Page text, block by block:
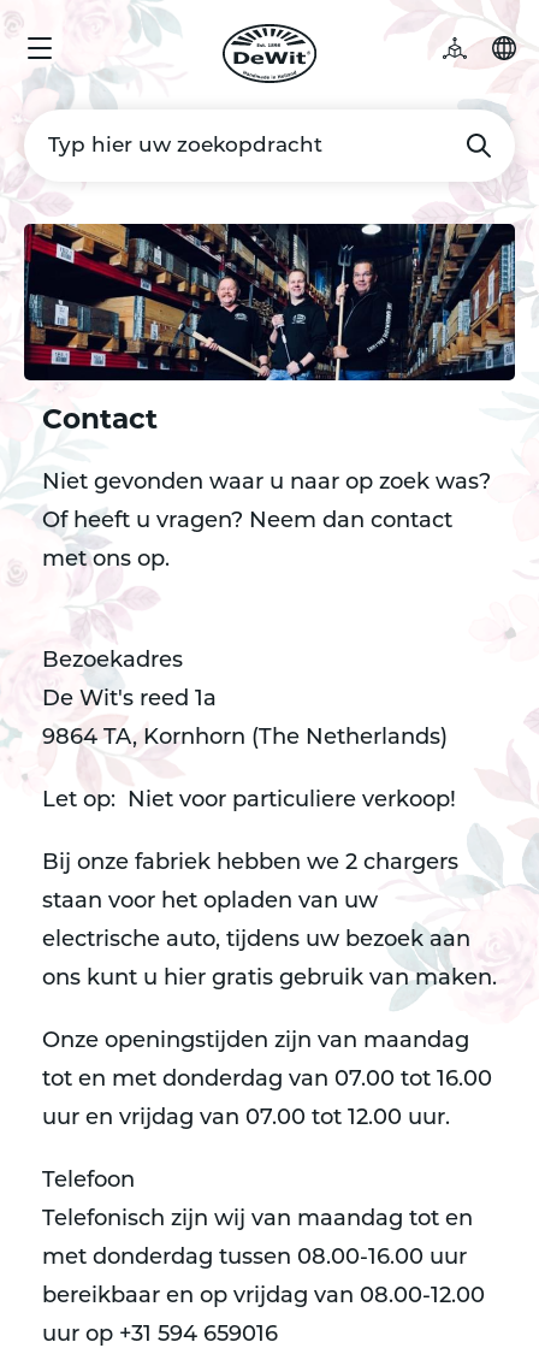
Contact
Niet gevonden waar u naar op zoek was?
Of heeft u vragen? Neem dan contact
met ons op.
Bezoekadres
De Wit's reed 1a
9864 TA, Kornhorn (The Netherlands)
Let op: Niet voor particuliere verkoop!
Bij onze fabriek hebben we 2 chargers
staan voor het opladen van uw
electrische auto, tijdens uw bezoek aan
ons kunt u hier gratis gebruik van maken.
Onze openingstijden zijn van maandag
tot en met donderdag van 07.00 tot 16.00
uur en vrijdag van 07.00 tot 12.00 uur.
Telefoon
Telefonisch zijn wij van maandag tot en
met donderdag tussen 08.00-16.00 uur
bereikbaar en op vrijdag van 08.00-12.00
uur op +31 594 659016